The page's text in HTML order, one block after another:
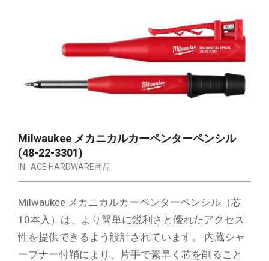
Milwaukee メカニカルカーペンターペンシル
(48-22-3301)
IN: ACE HARDWARE商品
Milwaukee メカニカルカーペンターペンシル（芯
10本入）は、より簡単に鋭利さと優れたアクセス
性を提供できるよう設計されています。 内蔵シャ
ープナー付鞘により、片手で素早く芯を削ること